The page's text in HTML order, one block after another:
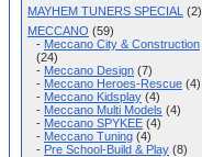
MAYHEM TUNERS SPECIAL (2)
MECCANO (59)
- Meccano City & Construction
(24)
- Meccano Design (7)
- Meccano Heroes-Rescue (4)
- Meccano Kidsplay (4)
- Meccano Multi Models (4)
- Meccano SPYKEE (4)
- Meccano Tuning (4)
- Pre School-Build & Play (8)